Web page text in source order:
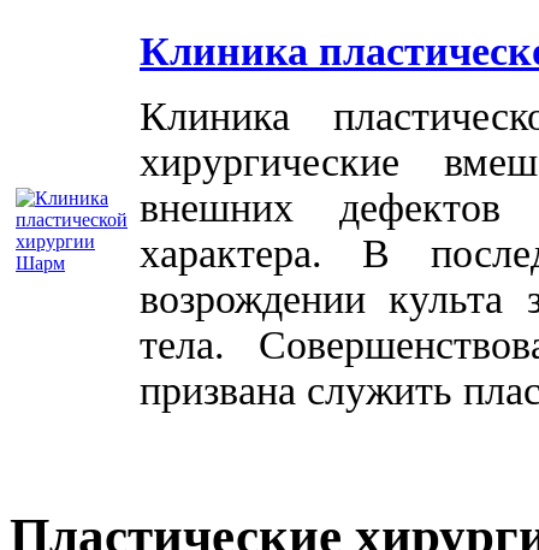
Клиника
Клиника
хирургические
внешних дефектов
характера. В
возрождении культа
тела.
призвана служить
Пластические